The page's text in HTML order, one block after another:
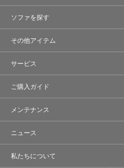
ソファを探す
その他アイテム
サービス
ご購入ガイド
メンテナンス
ニュース
私たちについて